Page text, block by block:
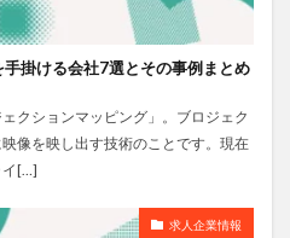
掛ける会社7選とその事例まとめ
クションマッピング」。ブロジェク
像を映し出す技術のことです。現在
イ[…]
求人企業情報